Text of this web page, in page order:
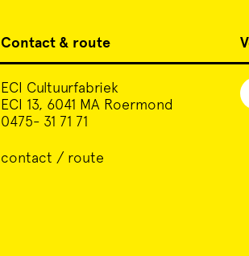
Contact & route
ECI Cultuurfabriek
ECI 13, 6041 MA Roermond
0475- 31 71 71
contact / route